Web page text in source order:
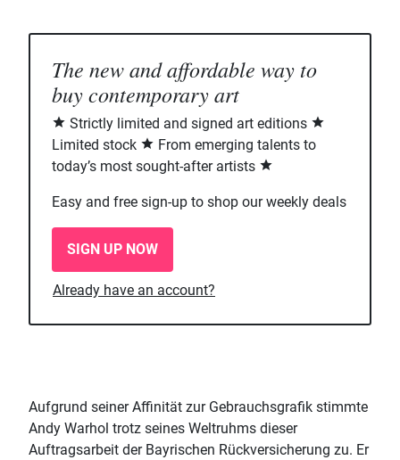
The new and affordable way to
buy contemporary art
Strictly limited and signed art editions
Limited stock
From emerging talents to
today’s most sought-after artists
Easy and free sign-up to shop our weekly deals
SIGN UP NOW
Already have an account?
Aufgrund seiner Affinität zur Gebrauchsgrafik stimmte
Andy Warhol trotz seines Weltruhms dieser
Auftragsarbeit der Bayrischen Rückversicherung zu. Er